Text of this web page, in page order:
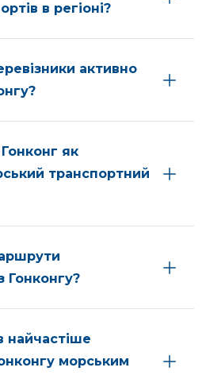
в регіоні?
активно
як
транспортний
Гонконгу?
найчастіше
морським